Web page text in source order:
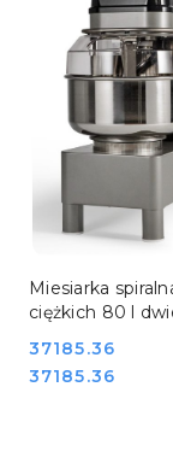
Miesiarka
ciężkich 80 l
Quality Cuppone
Cena:
37185.36
Cena:
37185.36